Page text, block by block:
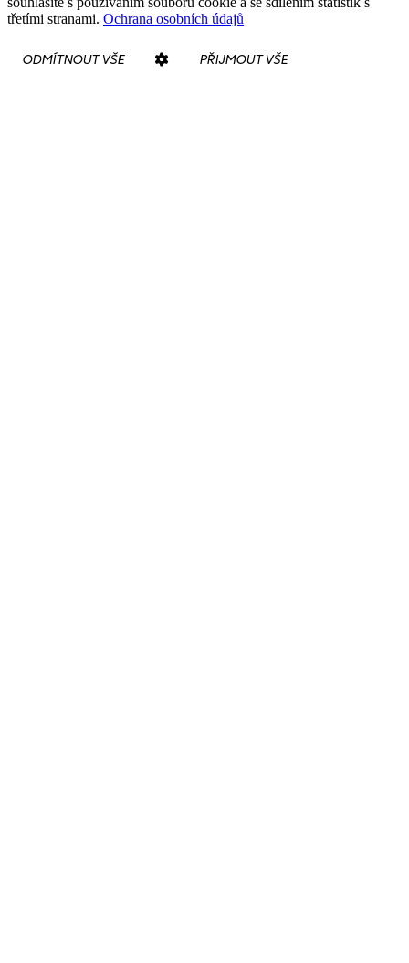
třetími stranami. Ochrana osobních údajů
ODMÍTNOUT VŠE PŘIJMOUT VŠE